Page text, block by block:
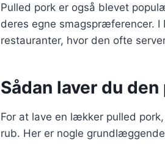
Pulled pork er også blevet
deres egne smagspræferencer. I
restauranter, hvor den ofte
Sådan laver du
For at lave en lækker pulled
rub. Her er nogle